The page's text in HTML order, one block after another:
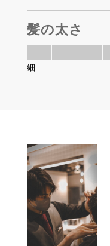
髪の太さ
細